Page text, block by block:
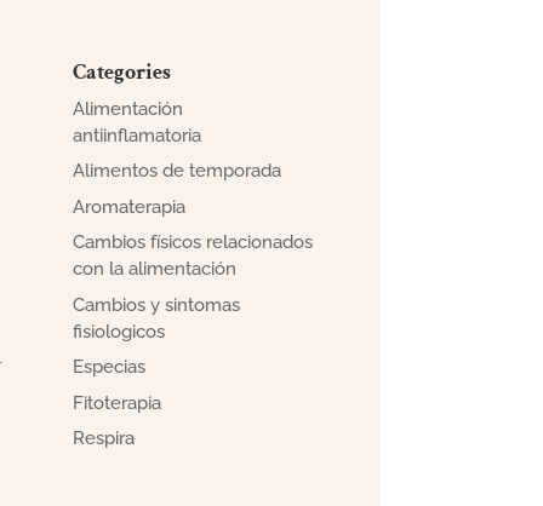
Categories
Alimentación
antiinflamatoria
Alimentos de temporada
Aromaterapia
Cambios físicos relacionados
con la alimentación
Cambios y sintomas
fisiologicos
Especias
Fitoterapia
Respira